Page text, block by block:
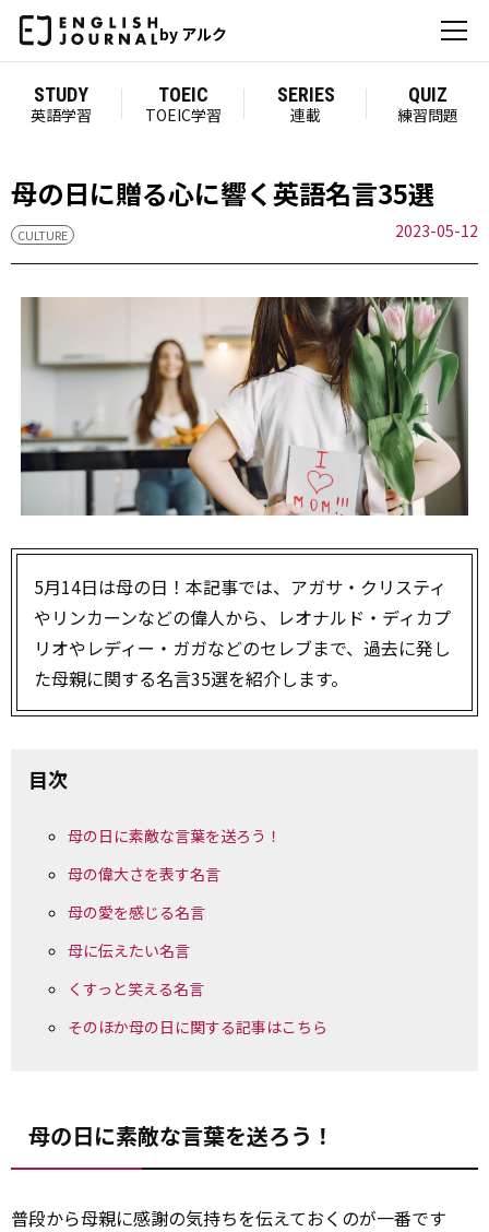
by アルク
STUDY
英語学習
TOEIC
TOEIC学習
SERIES
連載
QUIZ
練習問題
母の日に贈る心に響く英語名言35選
CULTURE 2023-05-12
5月14日は母の日！本記事では、アガサ・クリスティ
やリンカーンなどの偉人から、レオナルド・ディカプ
リオやレディー・ガガなどのセレブまで、過去に発し
た母親に関する名言35選を紹介します。
目次
母の日に素敵な言葉を送ろう！
母の偉大さを表す名言
母の愛を感じる名言
母に伝えたい名言
くすっと笑える名言
そのほか母の日に関する記事はこちら
母の日に素敵な言葉を送ろう！
普段から母親に感謝の気持ちを伝えておくのが一番です